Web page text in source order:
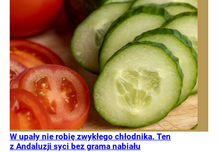
W upały nie robię zwykłego chłodnika. Ten
z Andaluzji syci bez grama nabiału